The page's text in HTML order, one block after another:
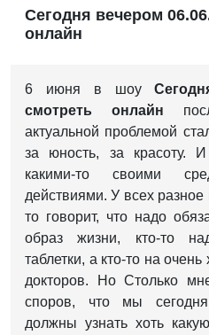
Сегодня вечером
онлайн
6 июня в шоу
смотреть онлайн п
актуальной проблемой
за юность, за красоту.
И
какими-то своими
действиями.У всех разное
то говорит, что надо
образ жизни, кто-то
таблетки, а кто-то на
докторов.
НоСтолько
споров, что мы
должны узнать хоть